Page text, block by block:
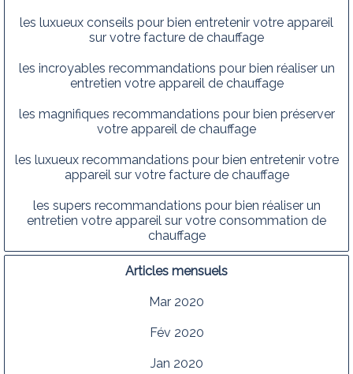
les luxueux conseils pour bien entretenir votre appareil
sur votre facture de chauffage
les incroyables recommandations pour bien réaliser un
entretien votre appareil de chauffage
les magnifiques recommandations pour bien préserver
votre appareil de chauffage
les luxueux recommandations pour bien entretenir votre
appareil sur votre facture de chauffage
les supers recommandations pour bien réaliser un
entretien votre appareil sur votre consommation de
chauffage
Articles mensuels
Mar 2020
Fév 2020
Jan 2020